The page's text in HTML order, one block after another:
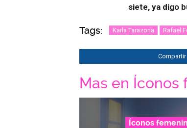
siete, ya digo
Tags: Karla Tarazona Rafael
Compartir
Mas en Íconos
Íconos